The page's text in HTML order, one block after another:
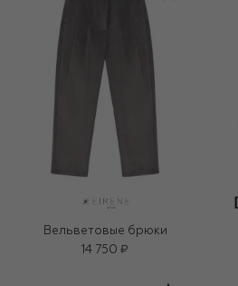
Вельветовые брюки
14 750 ₽